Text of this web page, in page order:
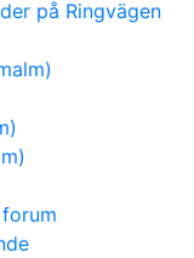
på Ringvägen